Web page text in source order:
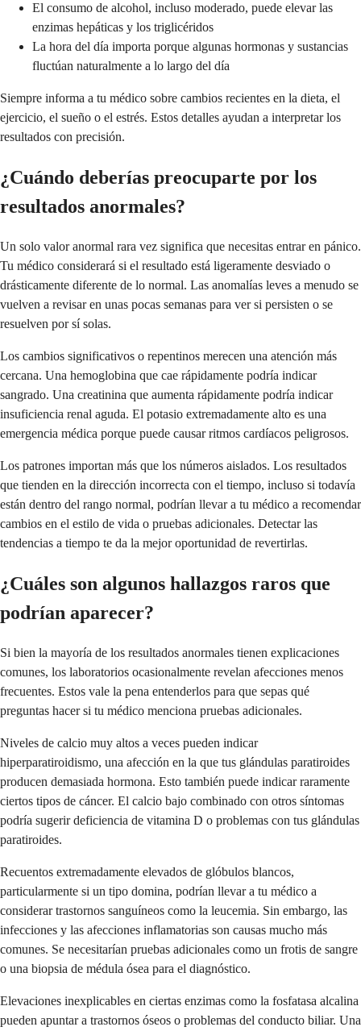
El consumo de alcohol, incluso moderado, puede elevar las
enzimas hepáticas y los triglicéridos
La hora del día importa porque algunas hormonas y sustancias
fluctúan naturalmente a lo largo del día
Siempre informa a tu médico sobre cambios recientes en la dieta, el
ejercicio, el sueño o el estrés. Estos detalles ayudan a interpretar los
resultados con precisión.
¿Cuándo deberías preocuparte por los
resultados anormales?
Un solo valor anormal rara vez significa que necesitas entrar en pánico.
Tu médico considerará si el resultado está ligeramente desviado o
drásticamente diferente de lo normal. Las anomalías leves a menudo se
vuelven a revisar en unas pocas semanas para ver si persisten o se
resuelven por sí solas.
Los cambios significativos o repentinos merecen una atención más
cercana. Una hemoglobina que cae rápidamente podría indicar
sangrado. Una creatinina que aumenta rápidamente podría indicar
insuficiencia renal aguda. El potasio extremadamente alto es una
emergencia médica porque puede causar ritmos cardíacos peligrosos.
Los patrones importan más que los números aislados. Los resultados
que tienden en la dirección incorrecta con el tiempo, incluso si todavía
están dentro del rango normal, podrían llevar a tu médico a recomendar
cambios en el estilo de vida o pruebas adicionales. Detectar las
tendencias a tiempo te da la mejor oportunidad de revertirlas.
¿Cuáles son algunos hallazgos raros que
podrían aparecer?
Si bien la mayoría de los resultados anormales tienen explicaciones
comunes, los laboratorios ocasionalmente revelan afecciones menos
frecuentes. Estos vale la pena entenderlos para que sepas qué
preguntas hacer si tu médico menciona pruebas adicionales.
Niveles de calcio muy altos a veces pueden indicar
hiperparatiroidismo, una afección en la que tus glándulas paratiroides
producen demasiada hormona. Esto también puede indicar raramente
ciertos tipos de cáncer. El calcio bajo combinado con otros síntomas
podría sugerir deficiencia de vitamina D o problemas con tus glándulas
paratiroides.
Recuentos extremadamente elevados de glóbulos blancos,
particularmente si un tipo domina, podrían llevar a tu médico a
considerar trastornos sanguíneos como la leucemia. Sin embargo, las
infecciones y las afecciones inflamatorias son causas mucho más
comunes. Se necesitarían pruebas adicionales como un frotis de sangre
o una biopsia de médula ósea para el diagnóstico.
Elevaciones inexplicables en ciertas enzimas como la fosfatasa alcalina
pueden apuntar a trastornos óseos o problemas del conducto biliar. Una